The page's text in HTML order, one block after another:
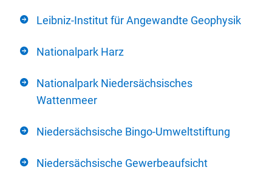
Leibniz-Institut für Angewandte Geophysik
Nationalpark Harz
Nationalpark Niedersächsisches
Wattenmeer
Niedersächsische Bingo-Umweltstiftung
Niedersächsische Gewerbeaufsicht